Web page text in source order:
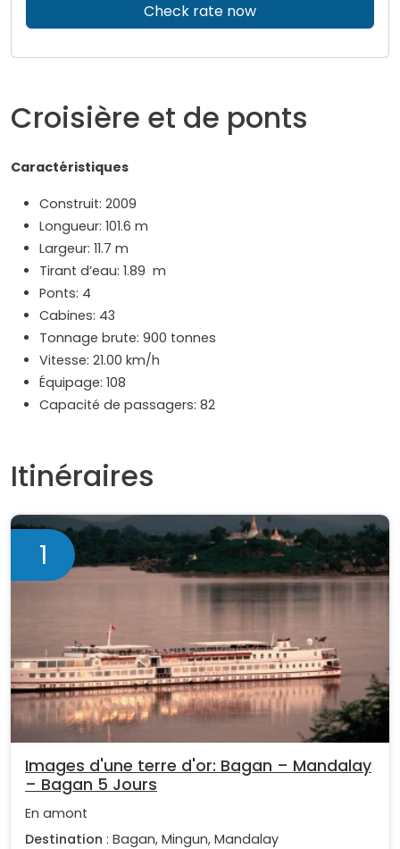
Check rate now
Croisière et de ponts
Caractéristiques
Construit: 2009
Longueur: 101.6 m
Largeur: 11.7 m
Tirant d’eau: 1.89 m
Ponts: 4
Cabines: 43
Tonnage brute: 900 tonnes
Vitesse: 21.00 km/h
Équipage: 108
Capacité de passagers: 82
Itinéraires
1
Images d'une terre d'or: Bagan – Mandalay
– Bagan 5 Jours
En amont
Destination : Bagan, Mingun, Mandalay